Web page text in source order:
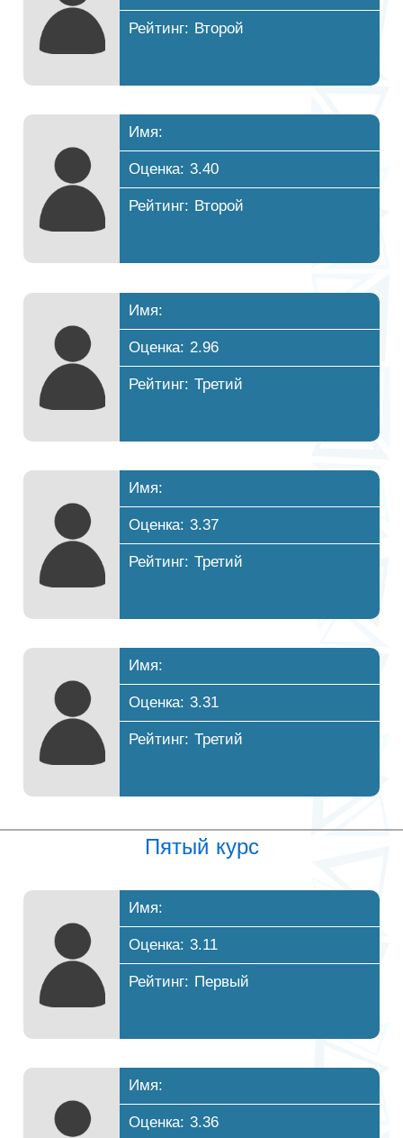
Рейтинг: Второй
Имя:
Оценка: 3.40
Рейтинг: Второй
Имя:
Оценка: 2.96
Рейтинг: Третий
Имя:
Оценка: 3.37
Рейтинг: Третий
Имя:
Оценка: 3.31
Рейтинг: Третий
Пятый курс
Имя:
Оценка: 3.11
Рейтинг: Первый
Имя:
Оценка: 3.36